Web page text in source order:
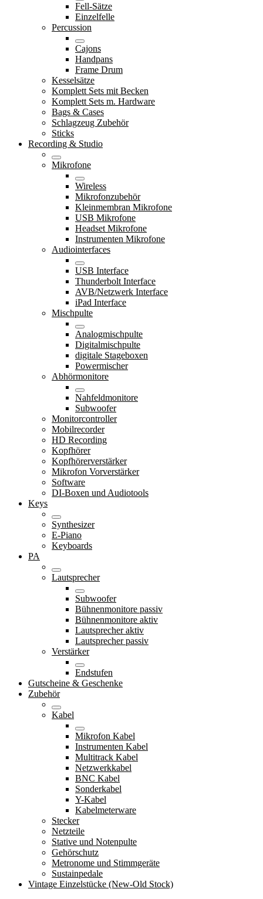
Fell-Sätze
Einzelfelle
Percussion
Cajons
Handpans
Frame Drum
Kesselsätze
Komplett Sets mit Becken
Komplett Sets m. Hardware
Bags & Cases
Schlagzeug Zubehör
Sticks
Recording & Studio
Mikrofone
Wireless
Mikrofonzubehör
Kleinmembran Mikrofone
USB Mikrofone
Headset Mikrofone
Instrumenten Mikrofone
Audiointerfaces
USB Interface
Thunderbolt Interface
AVB/Netzwerk Interface
iPad Interface
Mischpulte
Analogmischpulte
Digitalmischpulte
digitale Stageboxen
Powermischer
Abhörmonitore
Nahfeldmonitore
Subwoofer
Monitorcontroller
Mobilrecorder
HD Recording
Kopfhörer
Kopfhörerverstärker
Mikrofon Vorverstärker
Software
DI-Boxen und Audiotools
Keys
Synthesizer
E-Piano
Keyboards
PA
Lautsprecher
Subwoofer
Bühnenmonitore passiv
Bühnenmonitore aktiv
Lautsprecher aktiv
Lautsprecher passiv
Verstärker
Endstufen
Gutscheine & Geschenke
Zubehör
Kabel
Mikrofon Kabel
Instrumenten Kabel
Multitrack Kabel
Netzwerkkabel
BNC Kabel
Sonderkabel
Y-Kabel
Kabelmeterware
Stecker
Netzteile
Stative und Notenpulte
Gehörschutz
Metronome und Stimmgeräte
Sustainpedale
Vintage Einzelstücke (New-Old Stock)